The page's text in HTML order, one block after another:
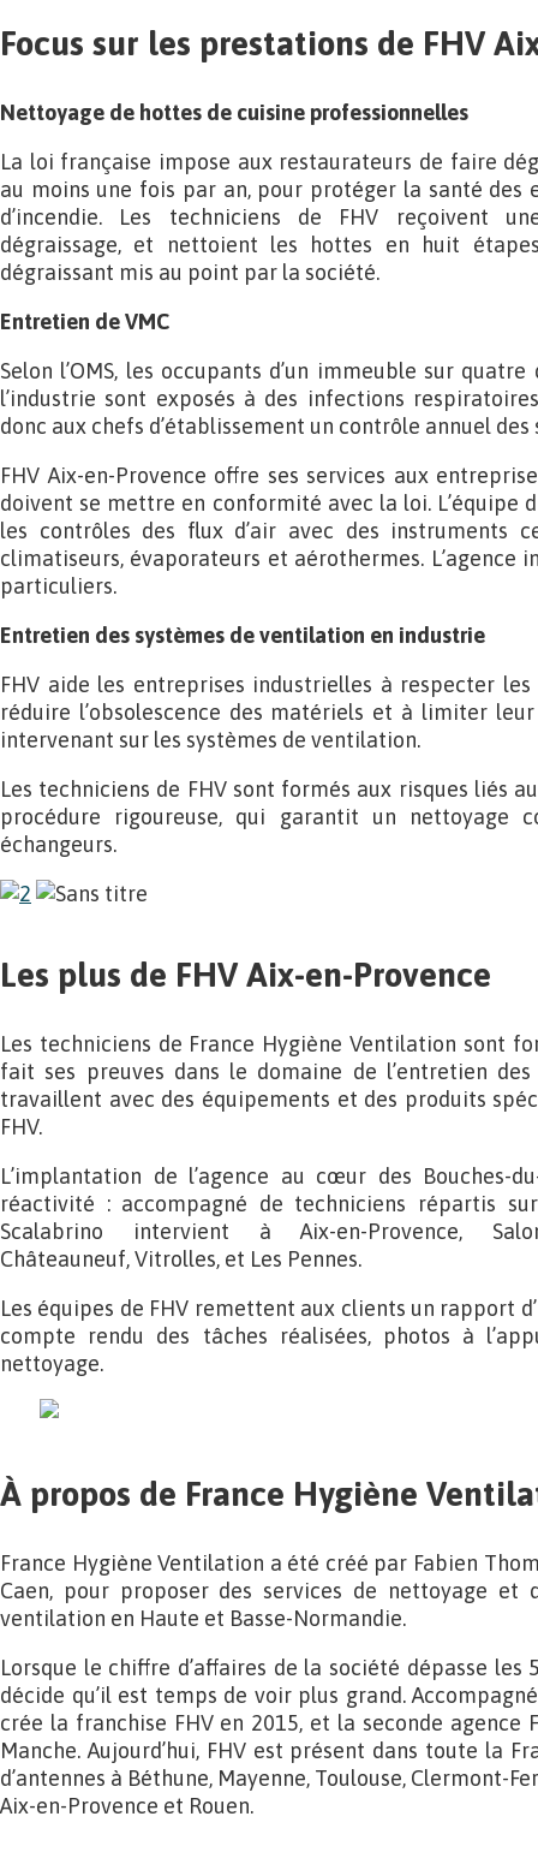
Focus sur les prestations de FHV
Nettoyage de hottes de cuisine professionnelles
La loi française impose aux restaurateurs de faire
au moins une fois par an, pour protéger la santé
d’incendie. Les techniciens de FHV reçoivent
dégraissage, et nettoient les hottes en huit
dégraissant mis au point par la société.
Entretien de VMC
Selon l’OMS, les occupants d’un immeuble sur
l’industrie sont exposés à des infections
donc aux chefs d’établissement un contrôle annuel
FHV Aix-en-Provence offre ses services aux
doivent se mettre en conformité avec la loi. L’équipe
les contrôles des flux d’air avec des instruments
climatiseurs, évaporateurs et aérothermes. L’agence
particuliers.
Entretien des systèmes de ventilation en industrie
FHV aide les entreprises industrielles à respecter
réduire l’obsolescence des matériels et à limiter leur
intervenant sur les systèmes de ventilation.
Les techniciens de FHV sont formés aux risques liés
procédure rigoureuse, qui garantit un nettoyage
échangeurs.
Les plus de FHV Aix-en-Provence
Les techniciens de France Hygiène Ventilation sont
fait ses preuves dans le domaine de l’entretien
travaillent avec des équipements et des produits
FHV.
L’implantation de l’agence au cœur des Bouches-
réactivité : accompagné de techniciens répartis
Scalabrino intervient à Aix-en-Provence,
Châteauneuf, Vitrolles, et Les Pennes.
Les équipes de FHV remettent aux clients un rapport
compte rendu des tâches réalisées, photos à
nettoyage.
À propos de France Hygiène
France Hygiène Ventilation a été créé par Fabien
Caen, pour proposer des services de nettoyage et
ventilation en Haute et Basse-Normandie.
Lorsque le chiffre d’affaires de la société dépasse les
décide qu’il est temps de voir plus grand.
crée la franchise FHV en 2015, et la seconde agence
Manche. Aujourd’hui, FHV est présent dans toute la
d’antennes à Béthune, Mayenne, Toulouse, Clermont-
Aix-en-Provence et Rouen.